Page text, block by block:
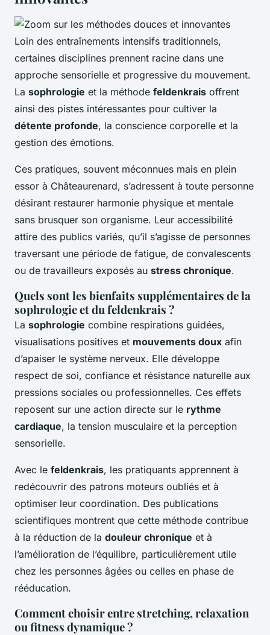
Loin des entraînements intensifs traditionnels,
certaines disciplines prennent racine dans une
approche sensorielle et progressive du mouvement.
La sophrologie et la méthode feldenkrais offrent
ainsi des pistes intéressantes pour cultiver la
détente profonde, la conscience corporelle et la
gestion des émotions.
Ces pratiques, souvent méconnues mais en plein
essor à Châteaurenard, s’adressent à toute personne
désirant restaurer harmonie physique et mentale
sans brusquer son organisme. Leur accessibilité
attire des publics variés, qu’il s’agisse de personnes
traversant une période de fatigue, de convalescents
ou de travailleurs exposés au stress chronique.
Quels sont les bienfaits supplémentaires de la
sophrologie et du feldenkrais ?
La sophrologie combine respirations guidées,
visualisations positives et mouvements doux afin
d’apaiser le système nerveux. Elle développe
respect de soi, confiance et résistance naturelle aux
pressions sociales ou professionnelles. Ces effets
reposent sur une action directe sur le rythme
cardiaque, la tension musculaire et la perception
sensorielle.
Avec le feldenkrais, les pratiquants apprennent à
redécouvrir des patrons moteurs oubliés et à
optimiser leur coordination. Des publications
scientifiques montrent que cette méthode contribue
à la réduction de la douleur chronique et à
l’amélioration de l’équilibre, particulièrement utile
chez les personnes âgées ou celles en phase de
rééducation.
Comment choisir entre stretching, relaxation
ou fitness dynamique ?